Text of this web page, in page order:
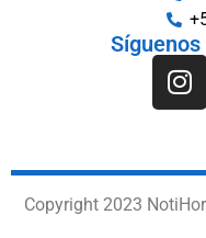
Copyright 2023